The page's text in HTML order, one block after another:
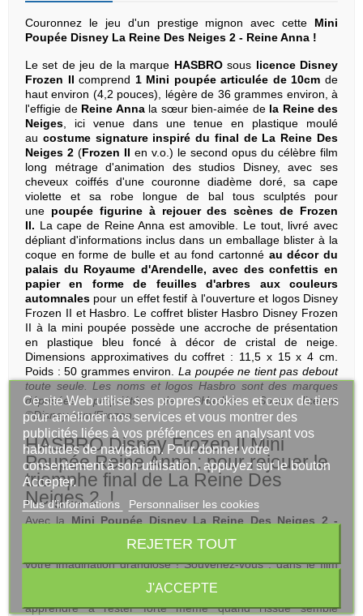
Couronnez le jeu d'un prestige mignon avec cette Mini
Poupée Disney La Reine Des Neiges 2 - Reine Anna !
Le set de jeu de la marque HASBROsous licence Disney
Frozen IIcomprend 1 Mini poupée articulée de 10cm de
haut environ (4,2 pouces), légère de 36 grammes environ, à
l'effigie deReine Annala sœur bien-aimée dela Reine des
Neiges, ici venue dans une tenue en plastique moulé
au costume signature inspiré du final de La Reine Des
Neiges 2 (Frozen II en v.o.) le second opus du célèbre film
long métrage d'animation des studios Disney, avec ses
cheveux coiffés d'une couronne diadème doré, sa cape
violette et sa robe longue de bal tous sculptés pour
une poupée figurine à rejouer des scènes de Frozen
II. La cape de Reine Anna est amovible. Le tout, livré avec
dépliant d'informations inclus dans un emballage blister à la
coque en forme de bulle et au fond cartonné au décor du
palais du Royaume d'Arendelle, avec des confettis en
papier en forme de feuilles d'arbres aux couleurs
automnales pour un effet festif à l'ouverture et logos Disney
Frozen II et Hasbro. Le coffret blister Hasbro Disney Frozen
II à la mini poupée possède une accroche de présentation
en plastique bleu foncé à décor de cristal de neige.
Dimensions approximatives du coffret : 11,5 x 15 x 4 cm.
Poids : 50 grammes environ. La poupée ne tient pas debout
toute seule. Les noms et logos Hasbro sont des marques
déposées propriétés de ©Hasbro. Sous licence
©Disney.com/Frozen.
HASBRO Disney Frozen II Mini
Poupée Reine Anna : pour rejouer le
triomphe final de La Reine Des
Neiges 2 !
Avec laMini Poupée Disney La Reine Des Neiges 2 -
instants triomphants du final du film Disney selon
votre imagination grandiose ! Souvenez-vous : dans le film
inébranlables d'Anna sont mis à rude épreuve. Elle doit
apprendre à rester forte même quand l'issue semble
Ce site Web utilise ses propres cookies et ceux de tiers
pour améliorer nos services et vous montrer des
publicités liées à vos préférences en analysant vos
habitudes de navigation. Pour donner votre
consentement à son utilisation, appuyez sur le bouton
Accepter.
Plus d'informations Personnaliser les cookies
REJETER TOUT
J'ACCEPTE